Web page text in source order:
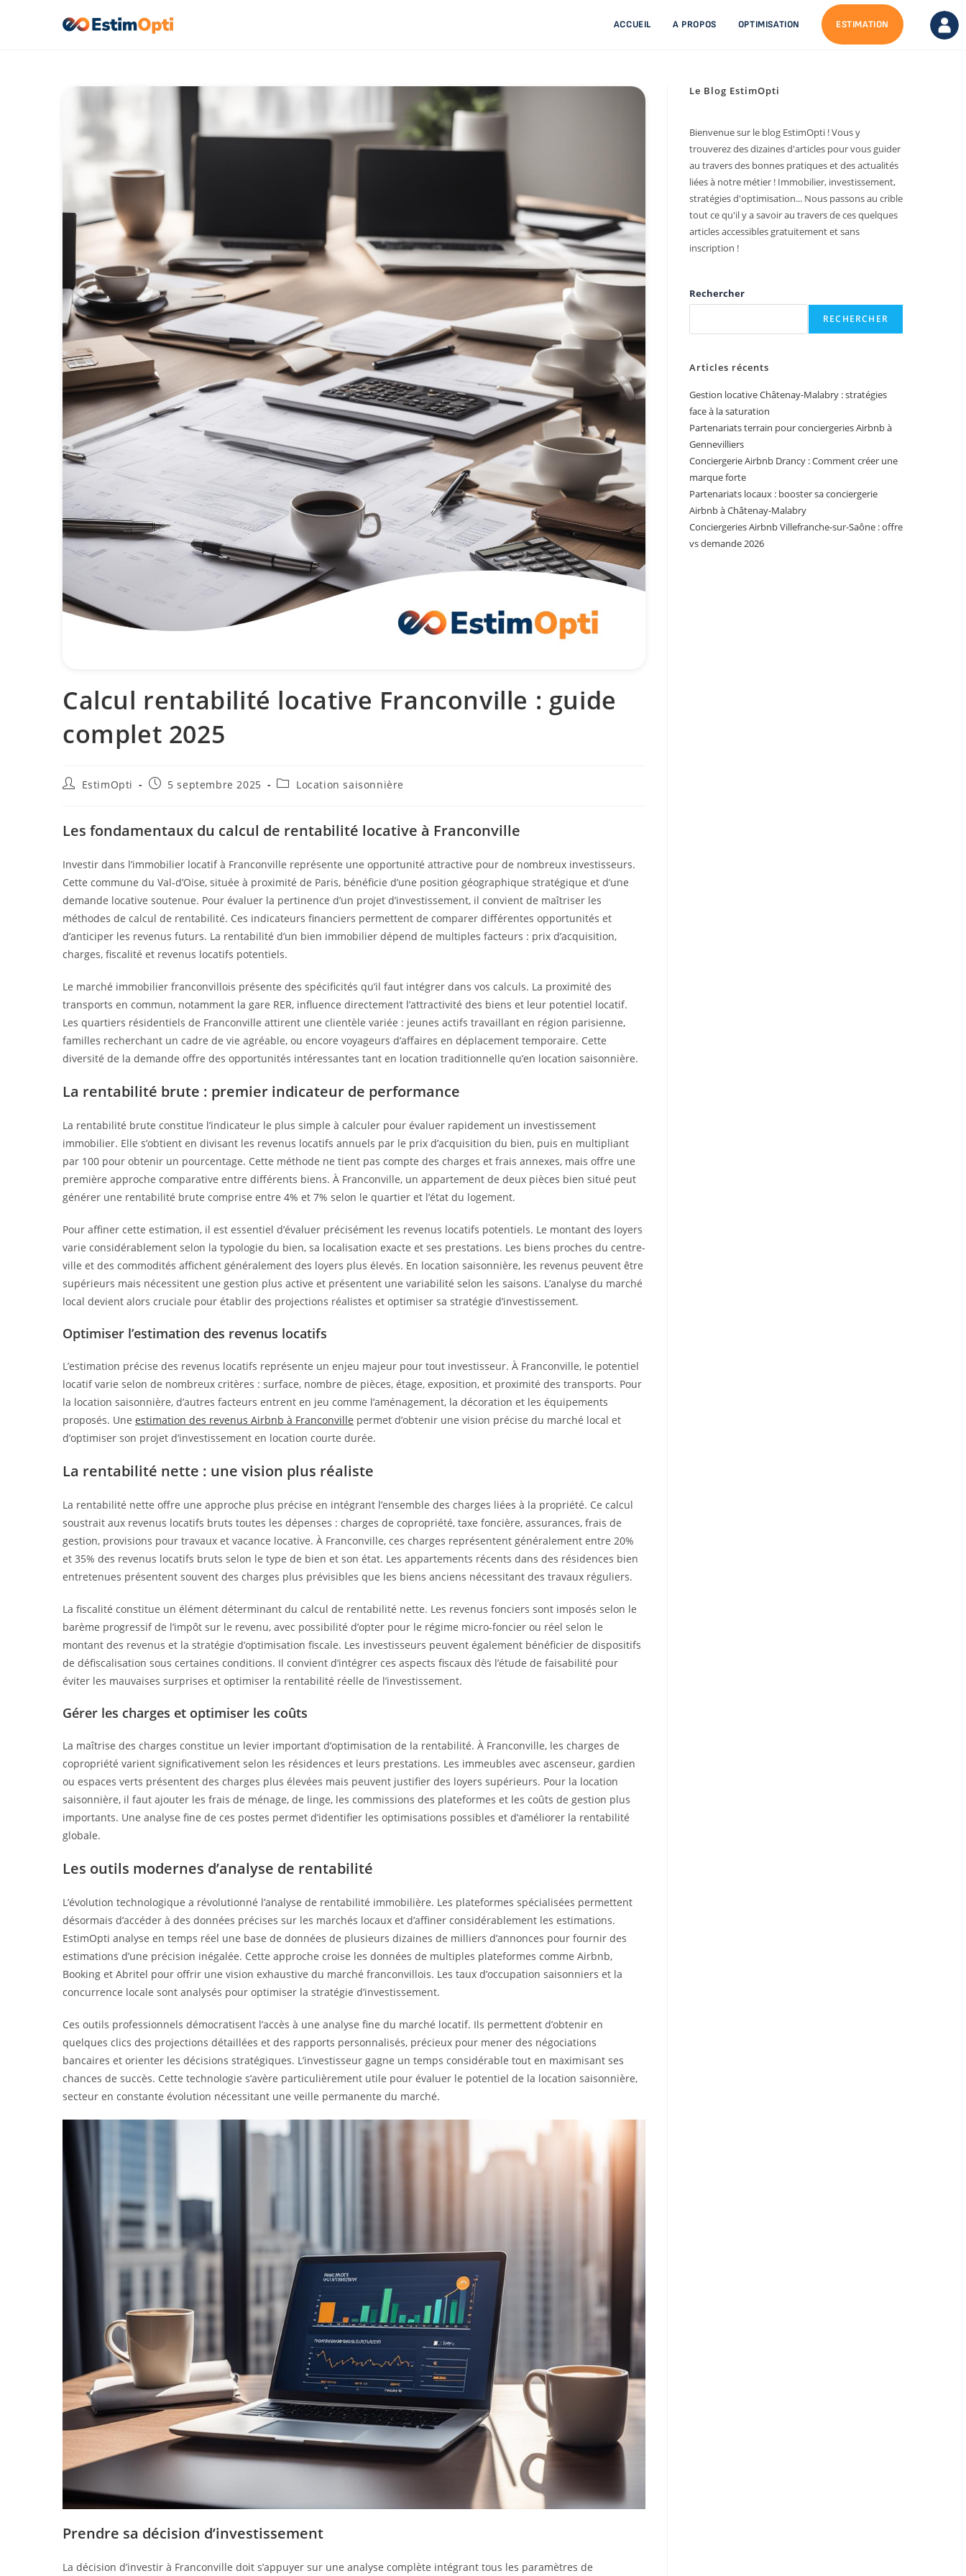
ACCUEIL A PROPOS OPTIMISATION ESTIMATION
Calcul rentabilité locative Franconville : guide
complet 2025
EstimOpti 5 septembre 2025 Location saisonnière
Les fondamentaux du calcul de rentabilité locative à Franconville
Investir dans l’immobilier locatif à Franconville représente une opportunité attractive pour de nombreux investisseurs.
Cette commune du Val-d’Oise, située à proximité de Paris, bénéficie d’une position géographique stratégique et d’une
demande locative soutenue. Pour évaluer la pertinence d’un projet d’investissement, il convient de maîtriser les
méthodes de calcul de rentabilité. Ces indicateurs financiers permettent de comparer différentes opportunités et
d’anticiper les revenus futurs. La rentabilité d’un bien immobilier dépend de multiples facteurs : prix d’acquisition,
charges, fiscalité et revenus locatifs potentiels.
Le marché immobilier franconvillois présente des spécificités qu’il faut intégrer dans vos calculs. La proximité des
transports en commun, notamment la gare RER, influence directement l’attractivité des biens et leur potentiel locatif.
Les quartiers résidentiels de Franconville attirent une clientèle variée : jeunes actifs travaillant en région parisienne,
familles recherchant un cadre de vie agréable, ou encore voyageurs d’affaires en déplacement temporaire. Cette
diversité de la demande offre des opportunités intéressantes tant en location traditionnelle qu’en location saisonnière.
La rentabilité brute : premier indicateur de performance
La rentabilité brute constitue l’indicateur le plus simple à calculer pour évaluer rapidement un investissement
immobilier. Elle s’obtient en divisant les revenus locatifs annuels par le prix d’acquisition du bien, puis en multipliant
par 100 pour obtenir un pourcentage. Cette méthode ne tient pas compte des charges et frais annexes, mais offre une
première approche comparative entre différents biens. À Franconville, un appartement de deux pièces bien situé peut
générer une rentabilité brute comprise entre 4% et 7% selon le quartier et l’état du logement.
Pour affiner cette estimation, il est essentiel d’évaluer précisément les revenus locatifs potentiels. Le montant des loyers
varie considérablement selon la typologie du bien, sa localisation exacte et ses prestations. Les biens proches du centre-
ville et des commodités affichent généralement des loyers plus élevés. En location saisonnière, les revenus peuvent être
supérieurs mais nécessitent une gestion plus active et présentent une variabilité selon les saisons. L’analyse du marché
local devient alors cruciale pour établir des projections réalistes et optimiser sa stratégie d’investissement.
Optimiser l’estimation des revenus locatifs
L’estimation précise des revenus locatifs représente un enjeu majeur pour tout investisseur. À Franconville, le potentiel
locatif varie selon de nombreux critères : surface, nombre de pièces, étage, exposition, et proximité des transports. Pour
la location saisonnière, d’autres facteurs entrent en jeu comme l’aménagement, la décoration et les équipements
proposés. Une estimation des revenus Airbnb à Franconville permet d’obtenir une vision précise du marché local et
d’optimiser son projet d’investissement en location courte durée.
La rentabilité nette : une vision plus réaliste
La rentabilité nette offre une approche plus précise en intégrant l’ensemble des charges liées à la propriété. Ce calcul
soustrait aux revenus locatifs bruts toutes les dépenses : charges de copropriété, taxe foncière, assurances, frais de
gestion, provisions pour travaux et vacance locative. À Franconville, ces charges représentent généralement entre 20%
et 35% des revenus locatifs bruts selon le type de bien et son état. Les appartements récents dans des résidences bien
entretenues présentent souvent des charges plus prévisibles que les biens anciens nécessitant des travaux réguliers.
La fiscalité constitue un élément déterminant du calcul de rentabilité nette. Les revenus fonciers sont imposés selon le
barème progressif de l’impôt sur le revenu, avec possibilité d’opter pour le régime micro-foncier ou réel selon le
montant des revenus et la stratégie d’optimisation fiscale. Les investisseurs peuvent également bénéficier de dispositifs
de défiscalisation sous certaines conditions. Il convient d’intégrer ces aspects fiscaux dès l’étude de faisabilité pour
éviter les mauvaises surprises et optimiser la rentabilité réelle de l’investissement.
Gérer les charges et optimiser les coûts
La maîtrise des charges constitue un levier important d’optimisation de la rentabilité. À Franconville, les charges de
copropriété varient significativement selon les résidences et leurs prestations. Les immeubles avec ascenseur, gardien
ou espaces verts présentent des charges plus élevées mais peuvent justifier des loyers supérieurs. Pour la location
saisonnière, il faut ajouter les frais de ménage, de linge, les commissions des plateformes et les coûts de gestion plus
importants. Une analyse fine de ces postes permet d’identifier les optimisations possibles et d’améliorer la rentabilité
globale.
Les outils modernes d’analyse de rentabilité
L’évolution technologique a révolutionné l’analyse de rentabilité immobilière. Les plateformes spécialisées permettent
désormais d’accéder à des données précises sur les marchés locaux et d’affiner considérablement les estimations.
EstimOpti analyse en temps réel une base de données de plusieurs dizaines de milliers d’annonces pour fournir des
estimations d’une précision inégalée. Cette approche croise les données de multiples plateformes comme Airbnb,
Booking et Abritel pour offrir une vision exhaustive du marché franconvillois. Les taux d’occupation saisonniers et la
concurrence locale sont analysés pour optimiser la stratégie d’investissement.
Ces outils professionnels démocratisent l’accès à une analyse fine du marché locatif. Ils permettent d’obtenir en
quelques clics des projections détaillées et des rapports personnalisés, précieux pour mener des négociations
bancaires et orienter les décisions stratégiques. L’investisseur gagne un temps considérable tout en maximisant ses
chances de succès. Cette technologie s’avère particulièrement utile pour évaluer le potentiel de la location saisonnière,
secteur en constante évolution nécessitant une veille permanente du marché.
Prendre sa décision d’investissement
La décision d’investir à Franconville doit s’appuyer sur une analyse complète intégrant tous les paramètres de
Le Blog EstimOpti
Bienvenue sur le blog EstimOpti ! Vous y
trouverez des dizaines d'articles pour vous guider
au travers des bonnes pratiques et des actualités
liées à notre métier ! Immobilier, investissement,
stratégies d'optimisation... Nous passons au crible
tout ce qu'il y a savoir au travers de ces quelques
articles accessibles gratuitement et sans
inscription !
Rechercher
RECHERCHER
Articles récents
Gestion locative Châtenay-Malabry : stratégies
face à la saturation
Partenariats terrain pour conciergeries Airbnb à
Gennevilliers
Conciergerie Airbnb Drancy : Comment créer une
marque forte
Partenariats locaux : booster sa conciergerie
Airbnb à Châtenay-Malabry
Conciergeries Airbnb Villefranche-sur-Saône : offre
vs demande 2026